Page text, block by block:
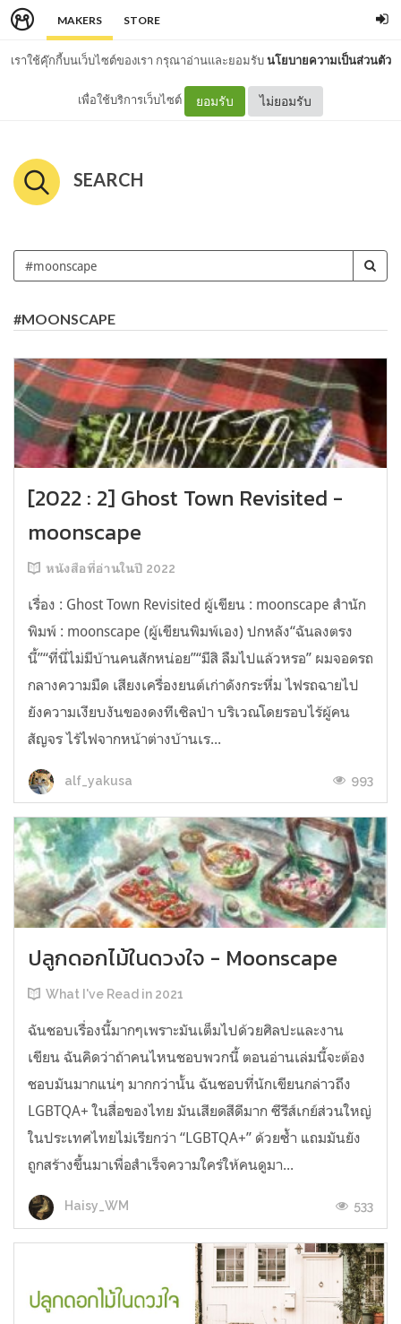
MAKERS STORE
เราใช้คุ๊กกี้บนเว็บไซต์ของเรา กรุณาอ่านและยอมรับนโยบายความเป็นส่วนตัว
เพื่อใช้บริการเว็บไซต์ ยอมรับ ไม่ยอมรับ
SEARCH
#MOONSCAPE
[2022 : 2] Ghost Town Revisited -
moonscape
หนังสือที่อ่านในปี 2022
เรื่อง : Ghost Town Revisited ผู้เขียน : moonscape สำนัก
พิมพ์ : moonscape (ผู้เขียนพิมพ์เอง) ปกหลัง“ฉันลงตรง
นี้”“ที่นี่ไม่มีบ้านคนสักหน่อย”“มีสิ ลืมไปแล้วหรอ” ผมจอดรถ
กลางความมืด เสียงเครื่องยนต์เก่าดังกระหึ่ม ไฟรถฉายไป
ยังความเงียบงันของดงทีเซิลป่า บริเวณโดยรอบไร้ผู้คน
สัญจร ไร้ไฟจากหน้าต่างบ้านเร...
alf_yakusa 993
ปลูกดอกไม้ในดวงใจ - Moonscape
What I've Read in 2021
ฉันชอบเรื่องนี้มากๆเพราะมันเต็มไปด้วยศิลปะและงาน
เขียน ฉันคิดว่าถ้าคนไหนชอบพวกนี้ ตอนอ่านเล่มนี้จะต้อง
ชอบมันมากแน่ๆ มากกว่านั้น ฉันชอบที่นักเขียนกล่าวถึง
LGBTQA+ ในสื่อของไทย มันเสียดสีดีมาก ซีรีส์เกย์ส่วนใหญ่
ในประเทศไทยไม่เรียกว่า “LGBTQA+” ด้วยซ้ำ แถมมันยัง
ถูกสร้างขึ้นมาเพื่อสำเร็จความใคร่ให้คนดูมา...
Haisy_WM 533